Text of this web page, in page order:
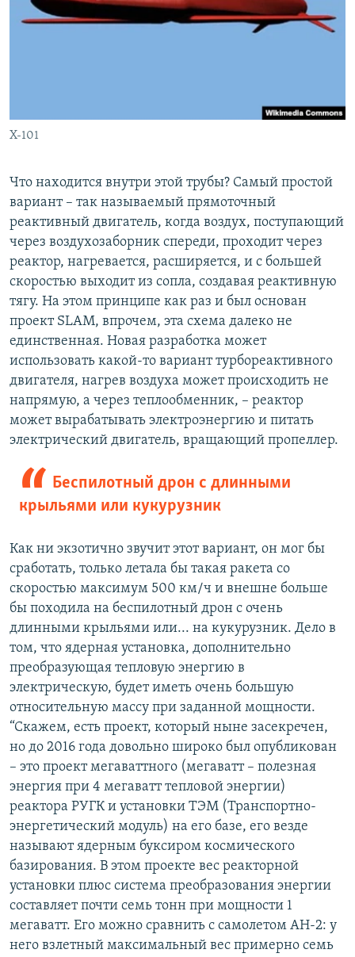
X-101
Что находится внутри этой трубы? Самый простой
вариант – так называемый прямоточный
реактивный двигатель, когда воздух, поступающий
через воздухозаборник спереди, проходит через
реактор, нагревается, расширяется, и с большей
скоростью выходит из сопла, создавая реактивную
тягу. На этом принципе как раз и был основан
проект SLAM, впрочем, эта схема далеко не
единственная. Новая разработка может
использовать какой-то вариант турбореактивного
двигателя, нагрев воздуха может происходить не
напрямую, а через теплообменник, – реактор
может вырабатывать электроэнергию и питать
электрический двигатель, вращающий пропеллер.
Беспилотный дрон с длинными
крыльями или кукурузник
Как ни экзотично звучит этот вариант, он мог бы
сработать, только летала бы такая ракета со
скоростью максимум 500 км/ч и внешне больше
бы походила на беспилотный дрон с очень
длинными крыльями или... на кукурузник. Дело в
том, что ядерная установка, дополнительно
преобразующая тепловую энергию в
электрическую, будет иметь очень большую
относительную массу при заданной мощности.
“Скажем, есть проект, который ныне засекречен,
но до 2016 года довольно широко был опубликован
– это проект мегаваттного (мегаватт – полезная
энергия при 4 мегаватт тепловой энергии)
реактора РУГК и установки ТЭМ (Транспортно-
энергетический модуль) на его базе, его везде
называют ядерным буксиром космического
базирования. В этом проекте вес реакторной
установки плюс система преобразования энергии
составляет почти семь тонн при мощности 1
мегаватт. Его можно сравнить с самолетом АН-2: у
него взлетный максимальный вес примерно семь